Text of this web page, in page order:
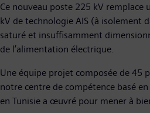
Ce nouveau poste 225 kV
kV de technologie AIS (à isolement
saturé et insuffisamment
de l’alimentation électrique.
Une équipe projet composée de 45
notre centre de compétence basé
en Tunisie a œuvré pour mener à